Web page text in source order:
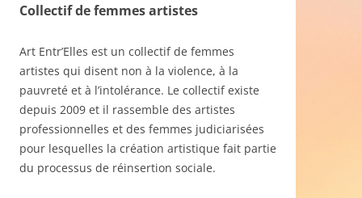
Collectif de femmes artistes
Art Entr’Elles est un collectif de femmes
artistes qui disent non à la violence, à la
pauvreté et à l’intolérance. Le collectif existe
depuis 2009 et il rassemble des artistes
professionnelles et des femmes judiciarisées
pour lesquelles la création artistique fait partie
du processus de réinsertion sociale.